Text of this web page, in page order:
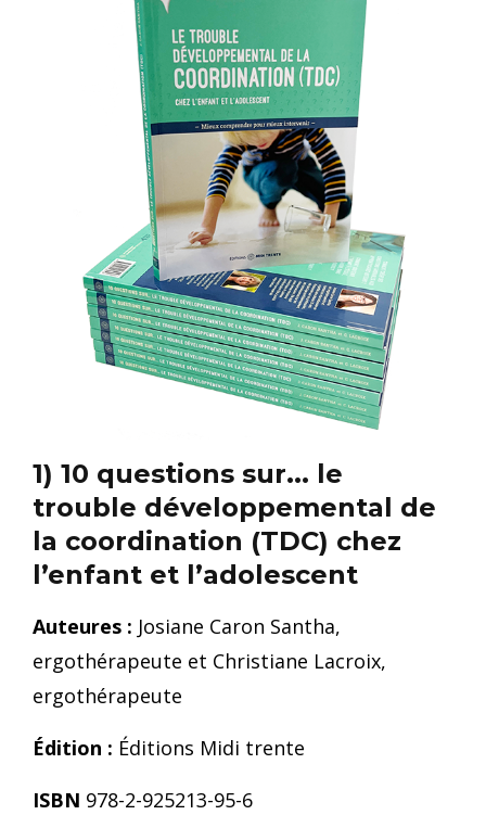
1) 10 questions sur... le
trouble développemental de
la coordination (TDC) chez
l’enfant et l’adolescent
Auteures : Josiane Caron Santha,
ergothérapeute et Christiane Lacroix,
ergothérapeute
Édition : Éditions Midi trente
ISBN 978-2-925213-95-6